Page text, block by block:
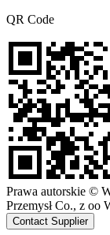
QR Code
Prawa autorskie ©
Przemysł Co., z oo
Contact Supplier